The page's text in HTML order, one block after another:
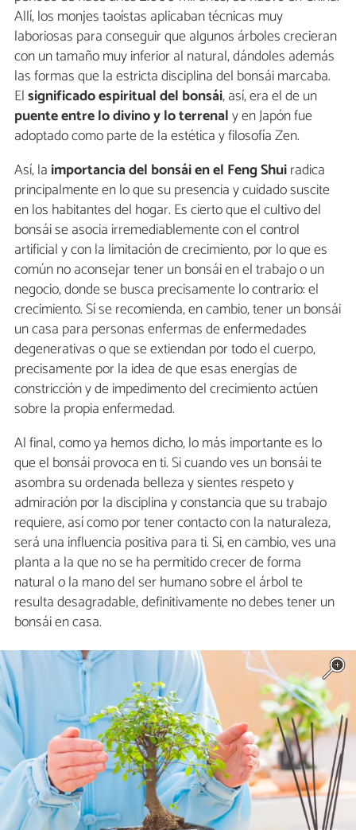
Allí, los monjes taoístas aplicaban técnicas muy
laboriosas para conseguir que algunos árboles crecieran
con un tamaño muy inferior al natural, dándoles además
las formas que la estricta disciplina del bonsái marcaba.
Elsignificado espiritual del bonsái, así, era el de un
puente entre lo divino y lo terrenaly en Japón fue
adoptado como parte de la estética y filosofía Zen.
Así, la importancia del bonsái en el Feng Shuiradica
principalmente en lo que su presencia y cuidado suscite
en los habitantes del hogar. Es cierto que el cultivo del
bonsái se asocia irremediablemente con el control
artificial y con la limitación de crecimiento, por lo que es
común no aconsejar tener un bonsái en el trabajo o un
negocio, donde se busca precisamente lo contrario: el
crecimiento. Sí se recomienda, en cambio, tener un bonsái
un casa para personas enfermas de enfermedades
degenerativas o que se extiendan por todo el cuerpo,
precisamente por la idea de que esas energías de
constricción y de impedimento del crecimiento actúen
sobre la propia enfermedad.
Al final, como ya hemos dicho, lo más importante es lo
que el bonsái provoca en ti. Si cuando ves un bonsái te
asombra su ordenada belleza y sientes respeto y
admiración por la disciplina y constancia que su trabajo
requiere, así como por tener contacto con la naturaleza,
será una influencia positiva para ti. Si, en cambio, ves una
planta a la que no se ha permitido crecer de forma
natural o la mano del ser humano sobre el árbol te
resulta desagradable, definitivamente no debes tener un
bonsái en casa.